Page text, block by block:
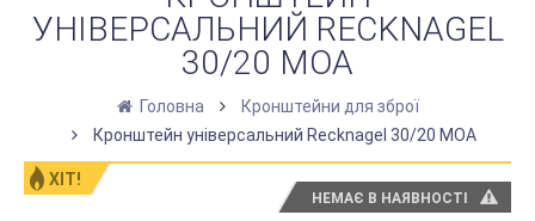
УНІВЕРСАЛЬНИЙ RECKNAGEL
30/20 МОА
Головна
Кронштейни для зброї
Кронштейн універсальний Recknagel 30/20 МОА
ХІТ!
НЕМАЄ В НАЯВНОСТІ